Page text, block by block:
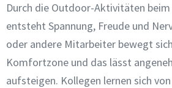
Durch die Outdoor-Aktivitäten
entsteht Spannung, Freude und
oder andere Mitarbeiter bewegt
Komfortzone und das lässt
aufsteigen. Kollegen lernen sich